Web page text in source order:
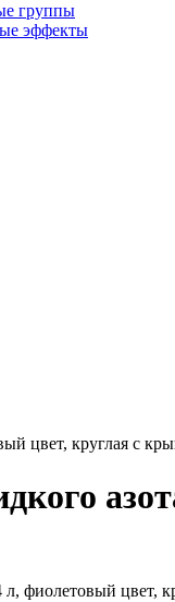
группы
эффекты
цвет, круглая с